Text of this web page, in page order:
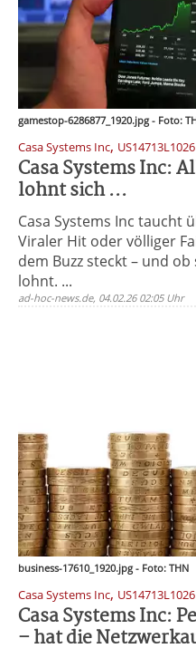
gamestop-6286877_1920.jpg - Foto:
Casa Systems Inc, US14713L1026
Casa Systems Inc:
lohnt sich ...
Casa Systems Inc taucht
Viraler Hit oder völliger
dem Buzz steckt – und
lohnt. ...
ad-hoc-news.de, 04.02.26 02:05 Uhr
business-17610_1920.jpg - Foto: THN
Casa Systems Inc, US14713L1026
Casa Systems Inc:
– hat die